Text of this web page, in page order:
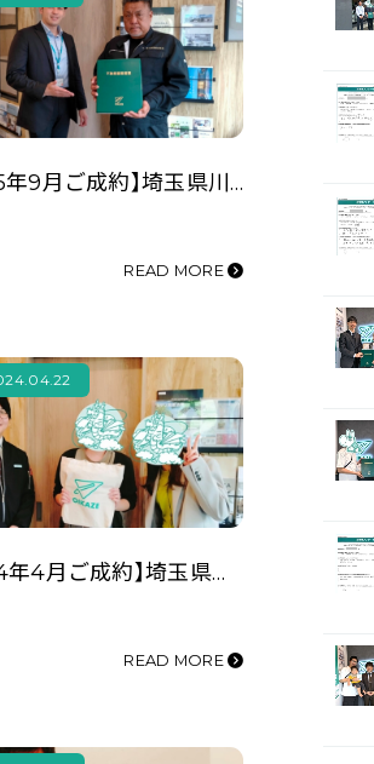
【2025年9月ご成約】埼玉県川越市の土地をご購入のＫ株式会社様
READ MORE
【2024年4月ご成約】埼玉県川越市の事業用不動産（事務所）を賃貸のG様
READ MORE